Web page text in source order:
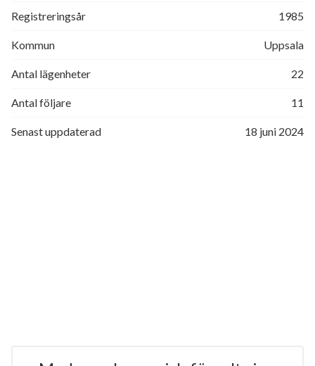
Registreringsår 1985
Kommun Uppsala
Antal lägenheter 22
Antal följare 11
Senast uppdaterad 18 juni 2024